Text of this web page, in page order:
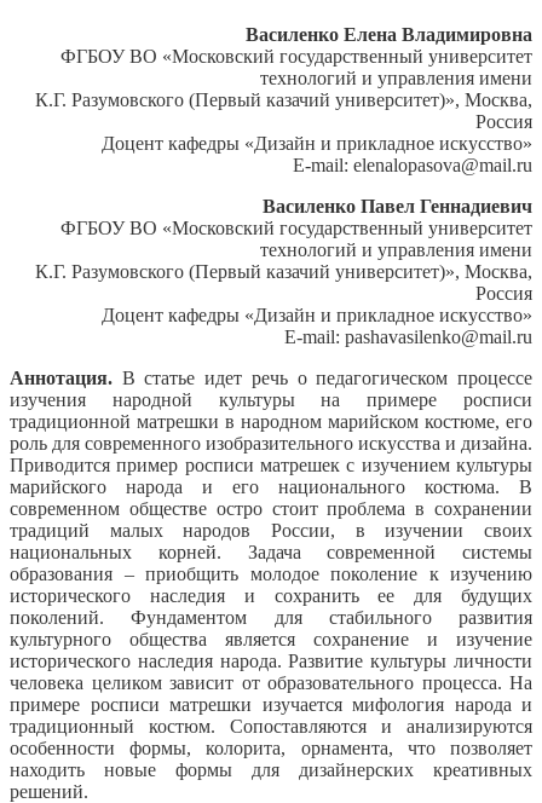
Василенко Елена Владимировна
ФГБОУ ВО «Московский государственный университет
технологий и управления имени
К.Г. Разумовского (Первый казачий университет)», Москва,
Россия
Доцент кафедры «Дизайн и прикладное искусство»
E-mail: elenalopasova@mail.ru
Василенко Павел Геннадиевич
ФГБОУ ВО «Московский государственный университет
технологий и управления имени
К.Г. Разумовского (Первый казачий университет)», Москва,
Россия
Доцент кафедры «Дизайн и прикладное искусство»
E-mail: pashavasilenko@mail.ru
Аннотация. В статье идет речь о педагогическом процессе
изучения народной культуры на примере росписи
традиционной матрешки в народном марийском костюме, его
роль для современного изобразительного искусства и дизайна.
Приводится пример росписи матрешек с изучением культуры
марийского народа и его национального костюма. В
современном обществе остро стоит проблема в сохранении
традиций малых народов России, в изучении своих
национальных корней. Задача современной системы
образования – приобщить молодое поколение к изучению
исторического наследия и сохранить ее для будущих
поколений. Фундаментом для стабильного развития
культурного общества является сохранение и изучение
исторического наследия народа. Развитие культуры личности
человека целиком зависит от образовательного процесса. На
примере росписи матрешки изучается мифология народа и
традиционный костюм. Сопоставляются и анализируются
особенности формы, колорита, орнамента, что позволяет
находить новые формы для дизайнерских креативных
решений.